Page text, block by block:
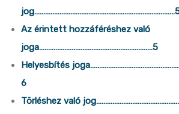
Az érintett hozzáféréshez való
joga………………………………………………………5
Helyesbítés
6
Törléshez való